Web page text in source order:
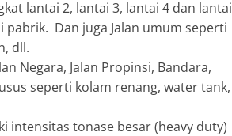
lantai 2, lantai 3, lantai 4 dan lantai
Dan juga Jalan umum seperti
dll.
Negara, Jalan Propinsi, Bandara,
seperti kolam renang, water tank,
intensitas tonase besar (heavy duty)